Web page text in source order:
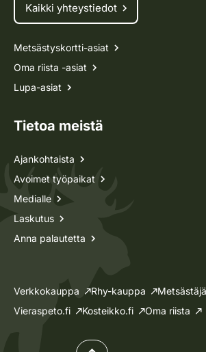
Kaikki yhteystiedot
Metsästyskortti-asiat
Oma riista -asiat
Lupa-asiat
Tietoa meistä
Ajankohtaista
Avoimet työpaikat
Medialle
Laskutus
Anna palautetta
Verkkokauppa Rhy-kauppa
Vieraspeto.fi
Kosteikko.fi Oma riista